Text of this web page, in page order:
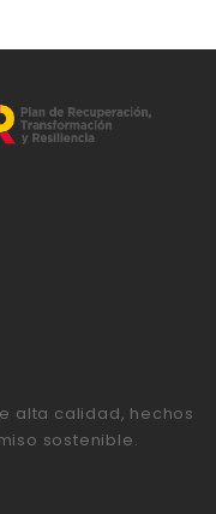
alta calidad, hechos
sostenible.